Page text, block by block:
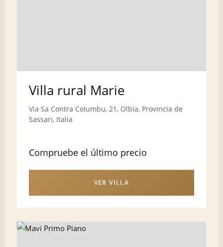
Villa rural Marie
Via Sa Contra Columbu, 21, Olbia, Provincia de
Sassari, Italia
Compruebe el último precio
VER VILLA